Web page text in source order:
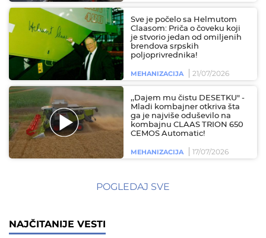
Sve je počelo sa Helmutom
Claasom: Priča o čoveku koji
je stvorio jedan od omiljenih
brendova srpskih
poljoprivrednika!
MEHANIZACIJA 21/07/2026
,,Dajem mu čistu DESETKU" -
Mladi kombajner otkriva šta
ga je najviše oduševilo na
kombajnu CLAAS TRION 650
CEMOS Automatic!
MEHANIZACIJA 17/07/2026
POGLEDAJ SVE
NAJČITANIJE VESTI